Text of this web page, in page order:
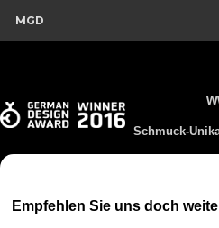
MGD
Schmuck-
Empfehlen Sie uns doch